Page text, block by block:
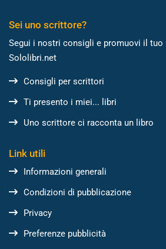
Sei uno scrittore?
Segui i nostri consigli e promuovi il
Sololibri.net
Consigli per scrittori
Ti presento i miei... libri
Uno scrittore ci racconta un libro
Link utili
Informazioni generali
Condizioni di pubblicazione
Privacy
Preferenze pubblicità